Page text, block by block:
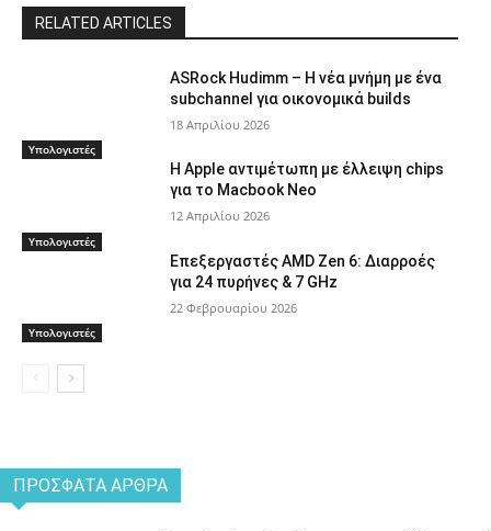
RELATED ARTICLES
Υπολογιστές
ASRock Hudimm – Η νέα μνήμη με ένα
subchannel για οικονομικά builds
18 Απριλίου 2026
Υπολογιστές
Η Apple αντιμέτωπη με έλλειψη chips
για το Macbook Neo
12 Απριλίου 2026
Υπολογιστές
Επεξεργαστές AMD Zen 6: Διαρροές
για 24 πυρήνες & 7 GHz
22 Φεβρουαρίου 2026
ΠΡΌΣΦΑΤΑ ΆΡΘΡΑ